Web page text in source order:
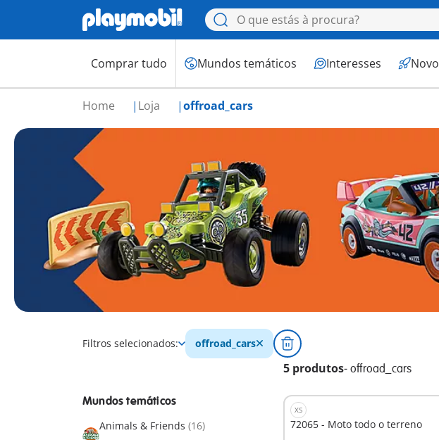
Comprar tudo Mundos temáticos Interesses Novo
Home Loja offroad_cars
Filtros selecionados: offroad_cars
5 produtos- offroad_cars
Mundos temáticos
Animals & Friends (16)
XS
72065 - Moto todo o terreno